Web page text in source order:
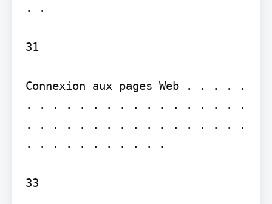
. .
31
Connexion aux pages Web . . . . .
. . . . . . . . . . . . . . . . .
. . . . . . . . . . . . . . . . .
. . . . . . . . . . .
33